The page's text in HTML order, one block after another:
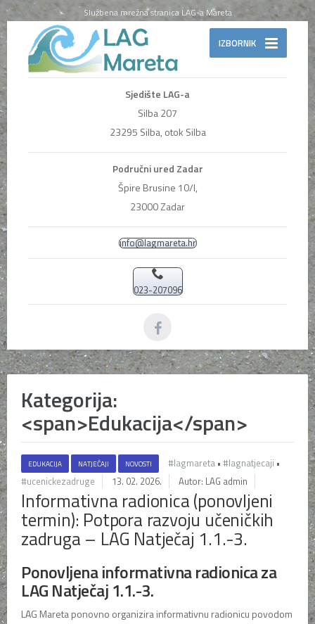
Službena mrežna stranica LAG-a Mareta
IZBORNIK
Sjedište LAG-a
Silba 207
23295 Silba, otok Silba
Područni ured Zadar
Špire Brusine 10/I,
23000 Zadar
info@lagmareta.hr
023-207096
Kategorija:
<span>Edukacija</span>
EDUKACIJA NATJEČAJI NOVOSTI #lagmareta • #lagnatjecaji •
#ucenickezadruge
13. 02. 2026. Autor: LAG admin
Informativna radionica (ponovljeni
termin): Potpora razvoju učeničkih
zadruga – LAG Natječaj 1.1.-3.
Ponovljena informativna radionica za
LAG Natječaj 1.1.-3.
LAG Maretaponovno organizira informativnu radionicu povodom